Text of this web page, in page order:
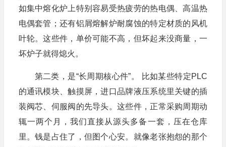
如集中熔化炉上特别容易受热疲劳的热电偶、高温热
电偶套管；还有铝屑熔解炉耐腐蚀的特定材质的风机
叶轮。这些件，单价可能不高，但坏起来没商量，一
坏炉子就得熄火。
第二类，是“长周期核心件”。 比如某些特定PLC
的通讯模块、触摸屏，进口品牌液压系统里关键的插
装阀芯、伺服阀的先导头。这些件，正常采购周期动
辄一两个月，我们直接从源头多备一套，压在仓库
里。钱是占住了，但图个心安。就像老张抱怨的那个